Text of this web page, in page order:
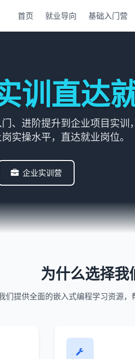
首页 就业导向 基础入门营
训直达
、进阶提升到企业项目实训
实操水平，直达就业岗位。
企业实训营
为什么选择
们提供全面的嵌入式编程学习资源，